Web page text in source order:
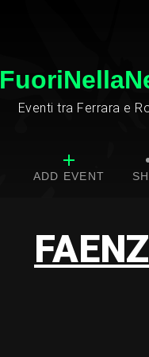
Eventi tra Ferrara e
ADD EVENT